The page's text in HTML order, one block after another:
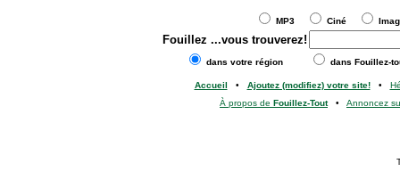
MP3 Ciné
Fouillez ...vous trouverez!
dans votre région dans Fouillez-
Accueil • Ajoutez (modifiez) votre site!•
À propos de Fouillez-Tout• Annoncez